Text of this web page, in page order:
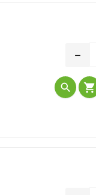
remove
 